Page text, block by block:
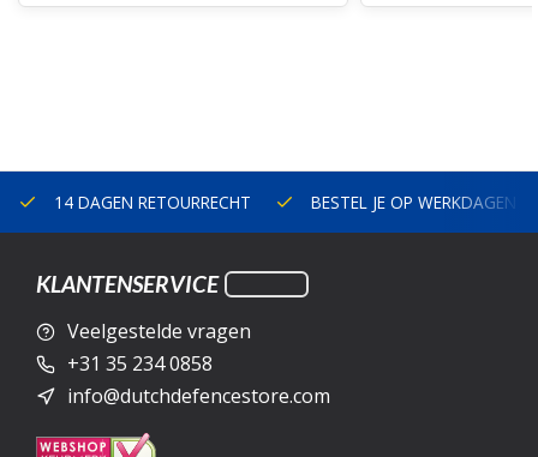
14 DAGEN RETOURRECHT BESTEL JE OP WERKDAGEN
KLANTENSERVICE
Veelgestelde vragen
+31 35 234 0858
info@dutchdefencestore.com